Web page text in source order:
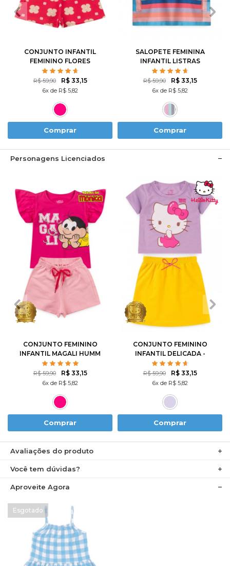
2 3 8
CONJUNTO INFANTIL
FEMININO FLORES
ROTATIVAS
R$ 59,90 R$ 33,15
6x de R$ 5,82
Comprar
1 2 3 4 6
SALOPETE FEMININA
INFANTIL LISTRAS
COLORIDA
R$ 59,90 R$ 33,15
6x de R$ 5,82
Comprar
Personagens Licenciados
1 6
CONJUNTO FEMININO
INFANTIL MAGALI HUMM
AMO MELANCIA- TURMA
DA MÔNICA
R$ 59,90 R$ 33,15
6x de R$ 5,82
Comprar
1 6
CONJUNTO FEMININO
INFANTIL DELICADA -
HELLO KITTY
R$ 59,90 R$ 33,15
6x de R$ 5,82
Comprar
Avaliações do produto
Você tem dúvidas?
Aproveite Agora